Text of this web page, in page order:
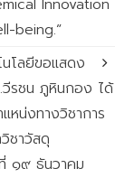
Innovation
being.”
นโลยีขอแสดง
รชน ภูหินกอง ได้
หน่งทางวิชาการ
ชาวัสดุ
๑๙ ธันวาคม